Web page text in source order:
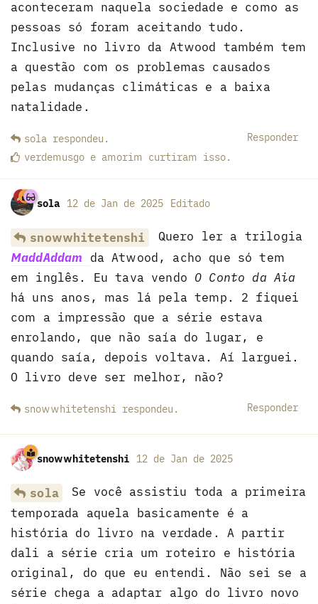
aconteceram naquela sociedade e como as
pessoas só foram aceitando tudo.
Inclusive no livro da Atwood também tem
a questão com os problemas causados
pelas mudanças climáticas e a baixa
natalidade.
Responder
sola respondeu .
verdemusgo e amorim curtiram isso.
sola 12 de Jan de 2025 Editado
snowwhitetenshi
Quero ler a trilogia
MaddAddam da Atwood, acho que só tem
em inglês. Eu tava vendo O Conto da Aia
há uns anos, mas lá pela temp. 2 fiquei
com a impressão que a série estava
enrolando, que não saía do lugar, e
quando saía, depois voltava. Aí larguei.
O livro deve ser melhor, não?
Responder
snowwhitetenshi respondeu .
snowwhitetenshi 12 de Jan de 2025
sola
Se você assistiu toda a primeira
temporada aquela basicamente é a
história do livro na verdade. A partir
dali a série cria um roteiro e história
original, do que eu entendi. Não sei se a
série chega a adaptar algo do livro novo